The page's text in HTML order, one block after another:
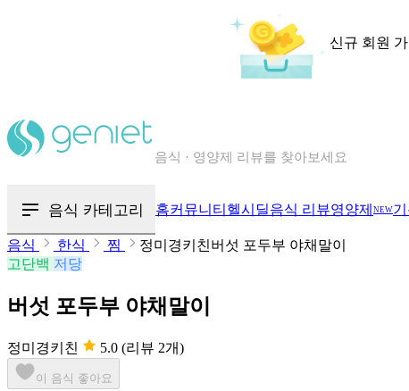
신규 회원
음식 카테고리 홈커뮤니티 헬시딜음식 리뷰영양제 NEW
음식 한식 찜
정미경키친버섯 포두부 야채말이
고단백 저당
버섯 포두부 야채말이
정미경키친 5.0 (리뷰 2개)
이 음식 좋아요